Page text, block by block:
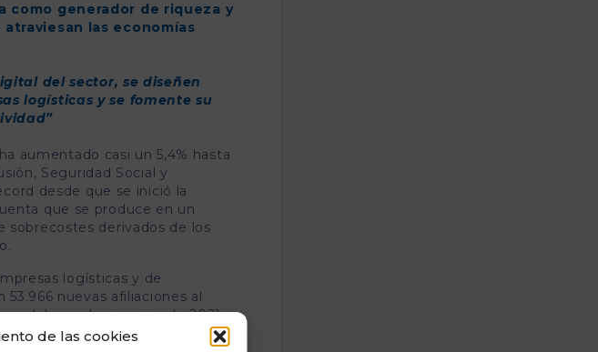
de las cookies
como generador de riqueza y
las economías
del sector, se diseñen
logísticas y se fomente su
aumentado casi un 5,4% hasta
Seguridad Social y
desde que se inició la
que se produce en un
derivados de los
logísticas y de
nuevas afiliaciones al
del pasado ejercicio de 2021.
escalando dos posiciones